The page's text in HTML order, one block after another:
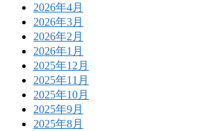
2026年4月
2026年3月
2026年2月
2026年1月
2025年12月
2025年11月
2025年10月
2025年9月
2025年8月